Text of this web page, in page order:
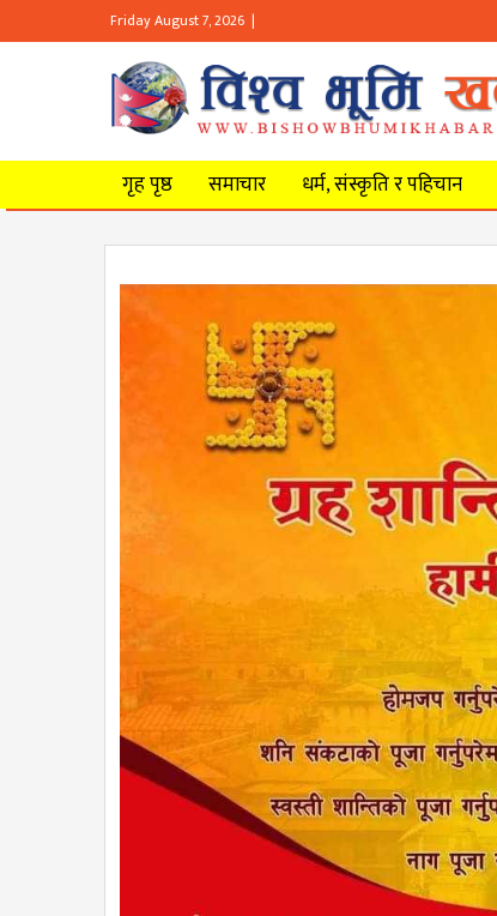
Friday August 7, 2026 |
गृह पृष्ठ समाचार धर्म, संस्कृति र पहिचान